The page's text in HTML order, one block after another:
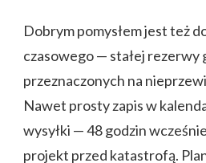
Dobrym pomysłem jest też
czasowego — stałej rezerwy
przeznaczonych na
Nawet prosty zapis w
wysyłki — 48 godzin
projekt przed katastrofą.